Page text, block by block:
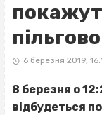
6 березня 2019,
8 березня о
відбудеться